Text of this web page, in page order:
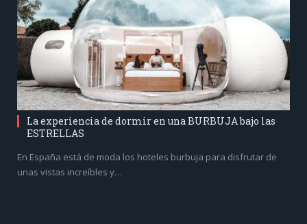
La experiencia de dormir en una BURBUJA bajo las
ESTRELLAS
En España está de moda los hoteles burbuja para disfrutar de
unas vistas increíbles y…